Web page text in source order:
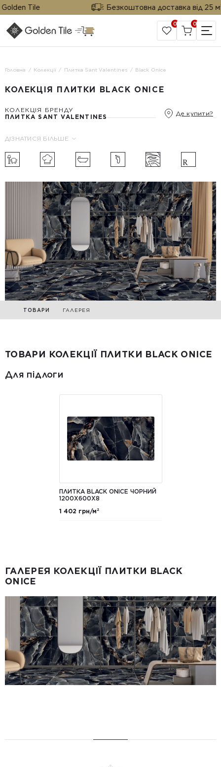
Tile Безкоштовна доставка від 25 м²
САЙТ КОМПАНІЇ
0 0
Головна Колекції Плитка Sant Valentines Black Onice
КОЛЕКЦІЯ ПЛИТКИ BLACK ONICE
КОЛЕКЦІЯ БРЕНДУ
ПЛИТКА SANT VALENTINES
Де купити?
ДІЗНАТИСЯ БІЛЬШЕ
ТОВАРИ ГАЛЕРЕЯ
ТОВАРИ КОЛЕКЦІЇ ПЛИТКИ BLACK ONICE
Для підлоги
ПЛИТКА BLACK ONICE ЧОРНИЙ
1200X600X8
1 402 грн/м²
ГАЛЕРЕЯ КОЛЕКЦІЇ ПЛИТКИ BLACK
ONICE